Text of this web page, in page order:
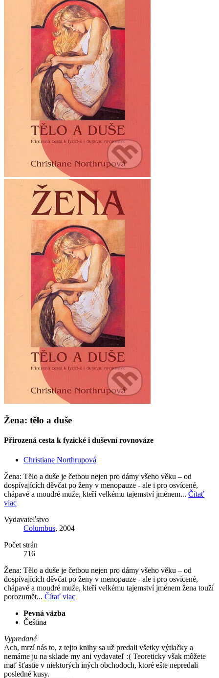
Žena: tělo a duše
Přirozená cesta k fyzické i duševní rovnováze
Christiane Northrupová
Žena: Tělo a duše je četbou nejen pro dámy všeho věku – od
dospívajících děvčat po ženy v menopauze - ale i pro osvícené,
chápavé a moudré muže, kteří velkému tajemství jménem... Čítať
viac
Vydavateľstvo
Columbus, 2004
Počet strán
716
Žena: Tělo a duše je četbou nejen pro dámy všeho věku – od
dospívajících děvčat po ženy v menopauze - ale i pro osvícené,
chápavé a moudré muže, kteří velkému tajemství jménem žena touží
porozumět... Čítať viac
Pevná väzba
Čeština
Vypredané
Ach, mrzí nás to, z tejto knihy sa už predali všetky výtlačky a
nemáme ju na sklade my ani vydavateľ :( Teoreticky však môžete
mať šťastie v niektorých iných obchodoch, ktoré ešte nepredali
posledné kusy.